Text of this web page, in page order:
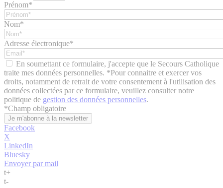
Prénom*
Nom*
Adresse électronique*
En soumettant ce formulaire, j'accepte que le Secours Catholique
traite mes données personnelles. *Pour connaitre et exercer vos
droits, notamment de retrait de votre consentement à l'utilisation des
données collectées par ce formulaire, veuillez consulter notre
politique de gestion des données personnelles.
*Champ obligatoire
Facebook
X
LinkedIn
Bluesky
Envoyer par mail
t+
t-